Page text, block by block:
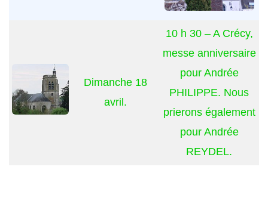
Dimanche 18
avril.
10 h 30 – A Crécy,
messe anniversaire
pour Andrée
PHILIPPE. Nous
prierons également
pour Andrée
REYDEL.